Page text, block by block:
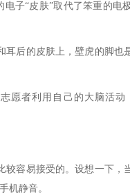
子“皮肤”取代了笨重的电
后的皮肤上，壁虎的脚也
者利用自己的大脑活动
容易接受的。设想一下，
机静音。